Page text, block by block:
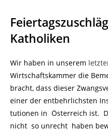
Katholiken
Wir haben in unserem
Wirtschaftskammer die
bracht, dass dieser
einer der entbehrlichsten
tutionen in Österreich ist.
nicht so unrecht haben